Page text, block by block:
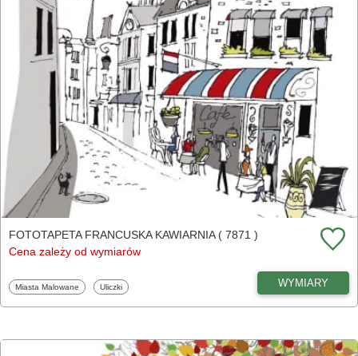
FOTOTAPETA FRANCUSKA KAWIARNIA ( 7871 )
Cena zależy od wymiarów
Fototapety
Miasta Malowane Fototapety
Uliczki WYMIARY